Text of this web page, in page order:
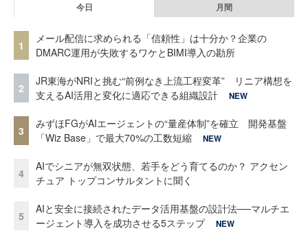
今日 月間
1
メール配信に求められる「信頼性」は十分か？企業の
DMARC運用が失敗するワケとBIMI導入の勘所
2
JR東海がNRIと挑む“前例なき上流工程変革” リニア構想を
支えるAI活用と変化に適応できる組織設計
NEW
3
みずほFGがAIエージェントの“量産体制”を確立 開発基盤
「Wiz Base」で最大70%の工数短縮
NEW
4
AIでシニアが無双状態、若手をどう育てるのか？ アクセン
チュア トップコンサルタントに聞く
5
AIと安全に接続されたデータ活用基盤の設計法──マルチエ
ージェント導入を成功させる5ステップ
NEW